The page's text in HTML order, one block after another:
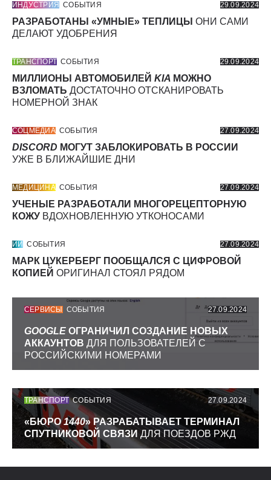
ИНДУСТРИЯ СОБЫТИЯ 29.09.2024
РАЗРАБОТАНЫ «УМНЫЕ» ТЕПЛИЦЫ ОНИ САМИ
ДЕЛАЮТ УДОБРЕНИЯ
ТРАНСПОРТ СОБЫТИЯ 29.09.2024
МИЛЛИОНЫ АВТОМОБИЛЕЙ KIA МОЖНО
ВЗЛОМАТЬ ДОСТАТОЧНО ОТСКАНИРОВАТЬ
НОМЕРНОЙ ЗНАК
СОЦМЕДИА СОБЫТИЯ 27.09.2024
DISCORD МОГУТ ЗАБЛОКИРОВАТЬ В РОССИИ
УЖЕ В БЛИЖАЙШИЕ ДНИ
МЕДИЦИНА СОБЫТИЯ 27.09.2024
УЧЕНЫЕ РАЗРАБОТАЛИ МНОГОРЕЦЕПТОРНУЮ
КОЖУ ВДОХНОВЛЕННУЮ УТКОНОСАМИ
ИИ СОБЫТИЯ 27.09.2024
МАРК ЦУКЕРБЕРГ ПООБЩАЛСЯ С ЦИФРОВОЙ
КОПИЕЙ ОРИГИНАЛ СТОЯЛ РЯДОМ
СЕРВИСЫ СОБЫТИЯ 27.09.2024
GOOGLE ОГРАНИЧИЛ СОЗДАНИЕ НОВЫХ
АККАУНТОВ ДЛЯ ПОЛЬЗОВАТЕЛЕЙ С
РОССИЙСКИМИ НОМЕРАМИ
ТРАНСПОРТ СОБЫТИЯ 27.09.2024
«БЮРО1440» РАЗРАБАТЫВАЕТ ТЕРМИНАЛ
СПУТНИКОВОЙ СВЯЗИ ДЛЯ ПОЕЗДОВ РЖД